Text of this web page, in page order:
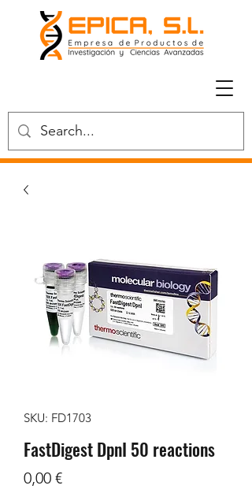
SKU: FD1703
FastDigest DpnI 50 reactions
0,00 €Precio